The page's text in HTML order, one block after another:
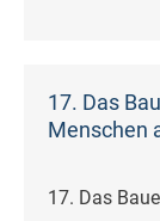
17. Das
Menschen
17. Das